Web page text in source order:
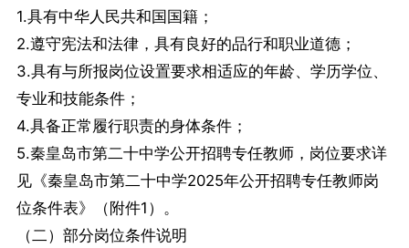
1.具有中华人民共和国国籍；
2.遵守宪法和法律，具有良好的品行和职业道德；
3.具有与所报岗位设置要求相适应的年龄、学历学位、
专业和技能条件；
4.具备正常履行职责的身体条件；
5.秦皇岛市第二十中学公开招聘专任教师，岗位要求详
见《秦皇岛市第二十中学2025年公开招聘专任教师岗
位条件表》（附件1）。
（二）部分岗位条件说明